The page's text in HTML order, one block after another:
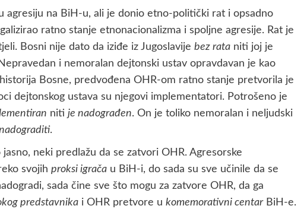
agresiju na BiH-u, ali je donio etno-politički rat i opsadno
ratno stanje etnonacionalizma i spoljne agresije. Rat je
Bosni nije dato da iziđe iz Jugoslavije bez rata niti joj je
i nemoralan dejtonski ustav opravdavan je kao
Bosne, predvođena OHR-om ratno stanje pretvorila je
dejtonskog ustava su njegovi implementatori. Potrošeno je
niti je nadograđen. On je toliko nemoralan i neljudski
.
neki predlažu da se zatvori OHR. Agresorske
svojih proksi igrača u BiH-i, do sada su sve učinile da se
sada čine sve što mogu za zatvore OHR, da ga
predstavnika i OHR pretvore u komemorativni centarBiH-e.